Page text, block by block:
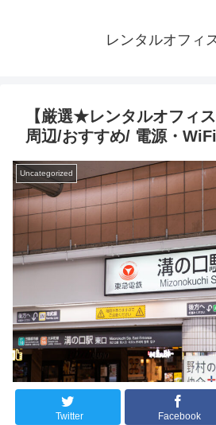
レンタルオフィ
【厳選★レンタルオフィ
周辺/おすすめ/ 電源・
Uncategorized
Twitter Facebook